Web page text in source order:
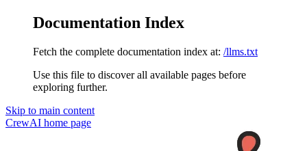
Documentation Index
Fetch the complete documentation index at: /llms.txt
Use this file to discover all available pages before
exploring further.
Skip to main content
CrewAI home page